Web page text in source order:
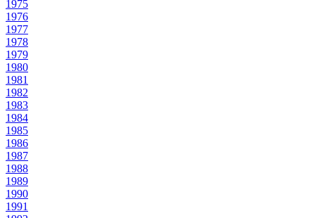
1975
1976
1977
1978
1979
1980
1981
1982
1983
1984
1985
1986
1987
1988
1989
1990
1991